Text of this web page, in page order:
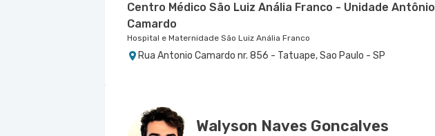
Centro Médico São Luiz Anália Franco - Unidade Antônio
Camardo
Hospital e Maternidade São Luiz Anália Franco
Rua Antonio Camardo nr. 856 - Tatuape, Sao Paulo - SP
Walyson Naves Goncalves